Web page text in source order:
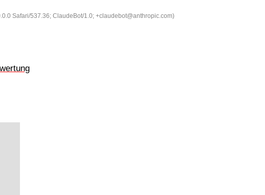
Safari/537.36; ClaudeBot/1.0; +claudebot@anthropic.com)